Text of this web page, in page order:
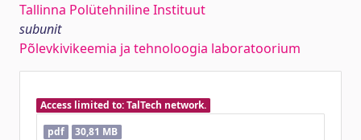
Tallinna Polütehniline Instituut
subunit
Põlevkivikeemia ja tehnoloogia laboratoorium
Access limited to: TalTech network.
pdf
30,81 MB